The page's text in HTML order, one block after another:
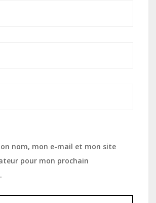
nom, mon e-mail et mon site
pour mon prochain